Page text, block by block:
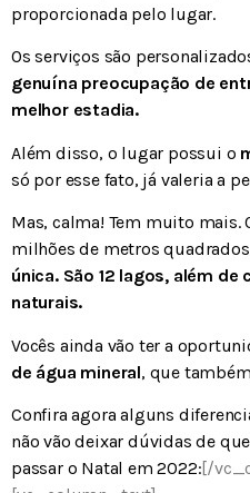
proporcionada pelo lugar.
Os serviços são
genuína preocupação de
melhor estadia.
Além disso, o lugar possui o
só por esse fato, já valeria a
Mas, calma! Tem muito mais.
milhões de metros
única. São 12 lagos, além de
naturais.
Vocês ainda vão ter a
de água mineral, que
Confira agora alguns
não vão deixar dúvidas de
passar o Natal em 2022:[/